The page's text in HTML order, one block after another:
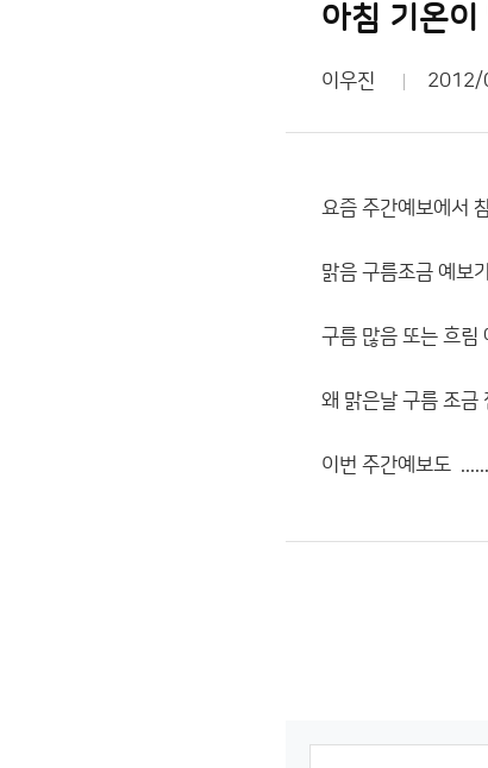
아침 기온
이우진 2012/
요즘 주간예보에서
맑음 구름조금 예보
구름 많음 또는 흐림
왜 맑은날 구름 조금
이번 주간예보도